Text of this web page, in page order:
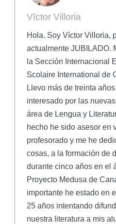
Víctor Villoria
Hola. Soy Víctor Villoria,
actualmente JUBILADO.
la Sección Internacional
Scolaire International de
Llevo más de treinta
interesado por las
área de Lengua y
hecho he sido asesor en
profesorado y me he
cosas, a la formación de
durante cinco años en el
Proyecto Medusa de
importante he estado en
25 años intentando
nuestra literatura a mis